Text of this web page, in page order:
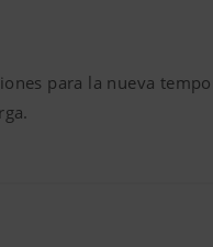
para la nueva